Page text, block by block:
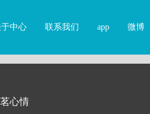
于中心 联系我们 app 微博
心情